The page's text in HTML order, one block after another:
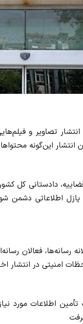
انتشار تصاویر و
این‌گونه
دادستانی کل
اطلاعاتی دشمن
رسانه‌ها، فعالان
امنیتی در انتشار
تأمین اطلاعات